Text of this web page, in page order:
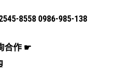
8558 0986-985-138